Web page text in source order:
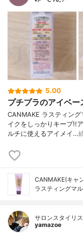
5.00
プチプラのアイベー
CANMAKE ラスティン
イクをしっかりキープ!!
ルチに使えるアイメイ…
CANMAKE(キャ
ラスティングマ
サロンスタイリ
yamazoe